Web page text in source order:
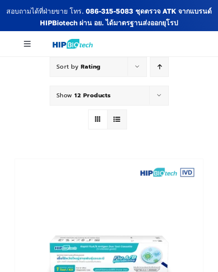
สอบถามได้ที่ฝ่ายขาย โทร. 086-315-5083 ชุดตรวจ ATK จากแบรนด์
HIPBiotech ผ่าน อย. ได้มาตรฐานส่งออกยุโรป
Toggle
Sort by Rating
Show 12 Products